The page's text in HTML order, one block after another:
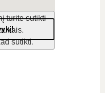
turite sutikti
sutikti.